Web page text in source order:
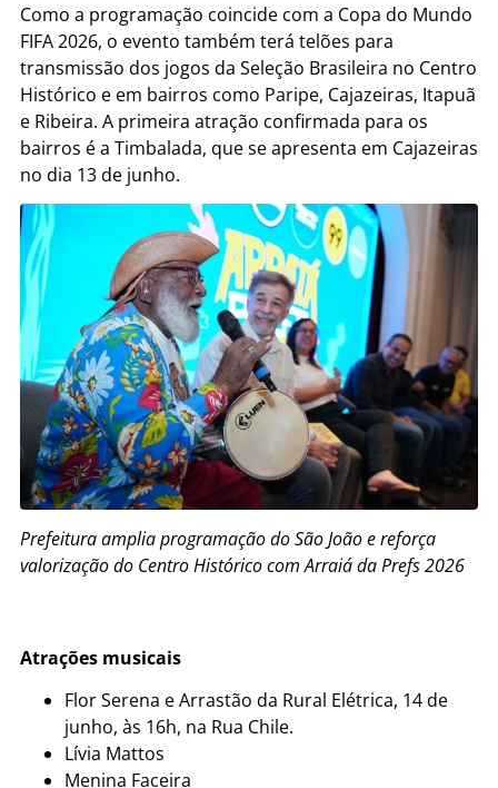
Como a programação coincide com a Copa do Mundo
FIFA 2026, o evento também terá telões para
transmissão dos jogos da Seleção Brasileira no Centro
Histórico e em bairros como Paripe, Cajazeiras, Itapuã
e Ribeira. A primeira atração confirmada para os
bairros é a Timbalada, que se apresenta em Cajazeiras
no dia 13 de junho.
Prefeitura amplia programação do São João e reforça
valorização do Centro Histórico com Arraiá da Prefs 2026
Atrações musicais
Flor Serena e Arrastão da Rural Elétrica, 14 de
junho, às 16h, na Rua Chile.
Lívia Mattos
Menina Faceira